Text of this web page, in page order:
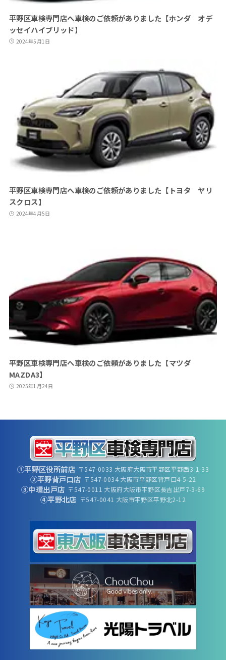
平野区車検専門店へ車検のご依頼がありました【ホンダ オデ
ッセイハイブリッド】
2024年5月1日
平野区車検専門店へ車検のご依頼がありました【トヨタ ヤリ
スクロス】
2024年4月5日
平野区車検専門店へ車検のご依頼がありました【マツダ
MAZDA3】
2025年1月24日
①平野区役所前店 〒547-0033 大阪府大阪市平野区平野西3-1-33
②平野背戸口店 〒547-0034 大阪市平野区背戸口4-5-22
③中環出戸店 〒547-0011 大阪府大阪市平野区長吉出戸7-3-69
④平野北店 〒547-0041 大阪市平野区平野北2-12